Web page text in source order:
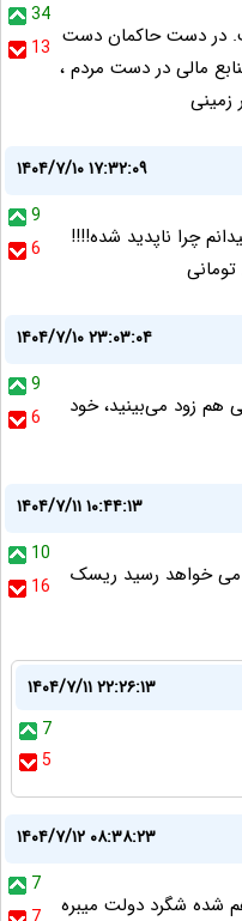
34
13 در دست حاکمان دست
مالی در دست مردم ،
زمینی
۱۴۰۴/۷/۱۰ ۱۷:۳۲:۰۹
9
6
چرا ناپدید شده!!!!
۱۴۰۴/۷/۱۰ ۲۳:۰۳:۰۴
9
6
هم زود می‌بینید، خود
۱۴۰۴/۷/۱۱ ۱۰:۴۴:۱۳
10
16
طلا به شدت کاهشی خواهد شد تا 7 می خواهد رسید ریسک
۱۴۰۴/۷/۱۱ ۲۲:۲۶:۱۳
7
5
۱۴۰۴/۷/۱۲ ۰۸:۳۸:۲۳
7
هم شده شگرد دولت میبره